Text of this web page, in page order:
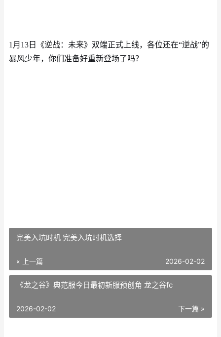
1月13日《逆战：未来》双端正式上线，各位还在“逆战”的
暴风少年，你们准备好重新登场了吗？
完美入坑时机 完美入坑时机选择
« 上一篇 2026-02-02
《龙之谷》典范服今日最初新服预创角 龙之谷fc
下一篇 »
2026-02-02